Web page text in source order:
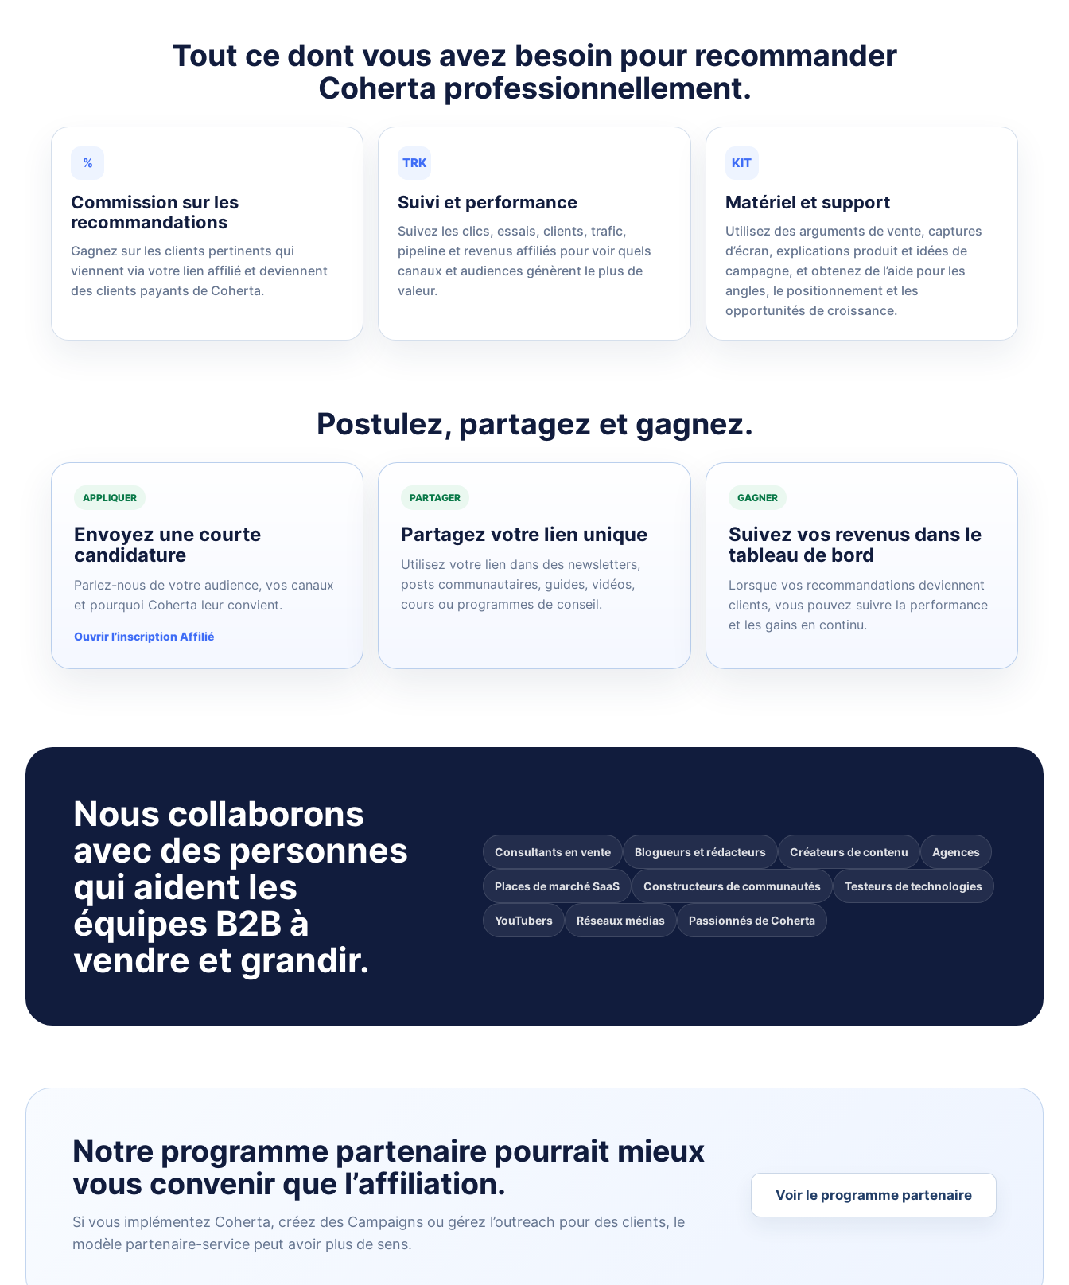
Tout ce dont vous avez besoin pour recommander
Coherta professionnellement.
%
Commission sur les
recommandations
Gagnez sur les clients pertinents qui
viennent via votre lien affilié et deviennent
des clients payants de Coherta.
TRK
Suivi et performance
Suivez les clics, essais, clients, trafic,
pipeline et revenus affiliés pour voir quels
canaux et audiences génèrent le plus de
valeur.
KIT
Matériel et support
Utilisez des arguments de vente, captures
d’écran, explications produit et idées de
campagne, et obtenez de l’aide pour les
angles, le positionnement et les
opportunités de croissance.
Postulez, partagez et gagnez.
APPLIQUER
Envoyez une courte
candidature
Parlez-nous de votre audience, vos canaux
et pourquoi Coherta leur convient.
Ouvrir l’inscription Affilié
PARTAGER
Partagez votre lien unique
Utilisez votre lien dans des newsletters,
posts communautaires, guides, vidéos,
cours ou programmes de conseil.
GAGNER
Suivez vos revenus dans le
tableau de bord
Lorsque vos recommandations deviennent
clients, vous pouvez suivre la performance
et les gains en continu.
Nous collaborons
avec des personnes
qui aident les
équipes B2B à
vendre et grandir.
Consultants en vente Blogueurs et rédacteurs Créateurs de contenu Agences
Places de marché SaaS Constructeurs de communautés Testeurs de technologies
YouTubers Réseaux médias Passionnés de Coherta
Notre programme partenaire pourrait mieux
vous convenir que l’affiliation.
Si vous implémentez Coherta, créez des Campaigns ou gérez l’outreach pour des clients, le
modèle partenaire-service peut avoir plus de sens.
Voir le programme partenaire